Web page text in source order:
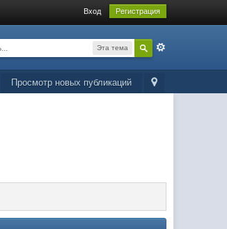
Вход Регистрация
Эта тема
Просмотр новых публикаций